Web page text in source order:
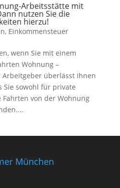
Arbeitsstätte mit
nutzen Sie die
hierzu!
, Einkommensteuer
wenn Sie mit einem
Wohnung –
überlässt Ihnen
Sie sowohl für private
von der Wohnung
München